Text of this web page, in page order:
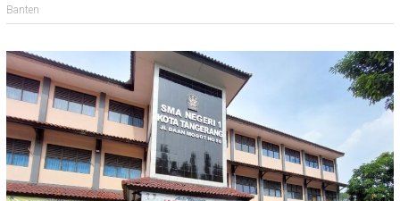
Banten